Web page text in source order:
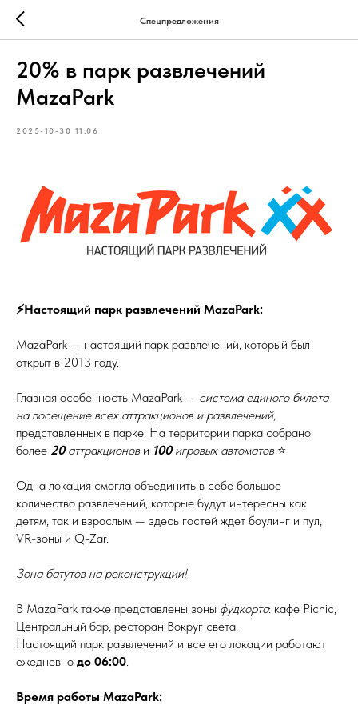
Спецпредложения
20% в парк развлечений
MazaPark
2025-10-30 11:06
⚡Настоящий парк развлечений MazaPark:
MazaPark — настоящий парк развлечений, который был
открыт в 2013 году.
Главная особенность MazaPark — система единого билета
на посещение всех аттракционов и развлечений,
представленных в парке. На территории парка собрано
более 20аттракционов и 100игровых автоматов ⭐
Одна локация смогла объединить в себе большое
количество развлечений, которые будут интересны как
детям, так и взрослым — здесь гостей ждет боулинг и пул,
VR-зоны и Q-Zar.
Зона батутов на реконструкции!
В MazaPark также представлены зоны фудкорта: кафе Picnic,
Центральный бар, ресторан Вокруг света.
Настоящий парк развлечений и все его локации работают
ежедневно до 06:00.
Время работы MazaPark: